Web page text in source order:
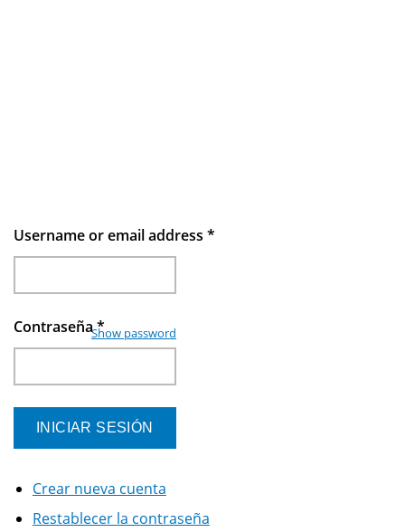
Username or email address *
Contraseña*
Show password
Crear nueva cuenta
Restablecer la contraseña